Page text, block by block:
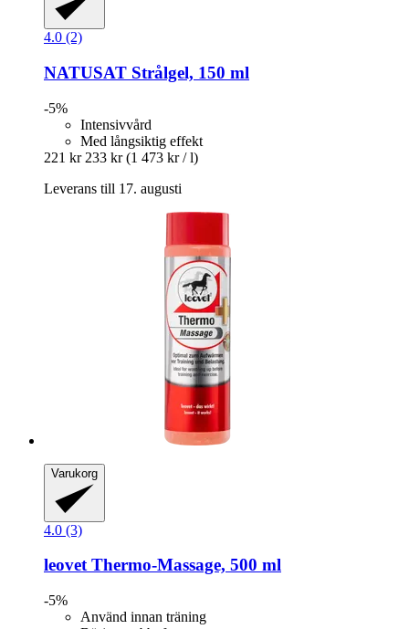
4.0 (2)
NATUSAT Strålgel, 150 ml
-5%
Intensivvård
Med långsiktig effekt
221 kr 233 kr (1 473 kr / l)
Leverans till 17. augusti
Varukorg
4.0 (3)
leovetThermo-​Massage, 500 ml
-5%
Använd innan träning